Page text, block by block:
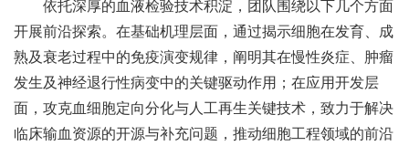
依托深厚的血液检验技术积淀，团队围绕以下几个方面
开展前沿探索。在基础机理层面，通过揭示细胞在发育、成
熟及衰老过程中的免疫演变规律，阐明其在慢性炎症、肿瘤
发生及神经退行性病变中的关键驱动作用；在应用开发层
面，攻克血细胞定向分化与人工再生关键技术，致力于解决
临床输血资源的开源与补充问题，推动细胞工程领域的前沿